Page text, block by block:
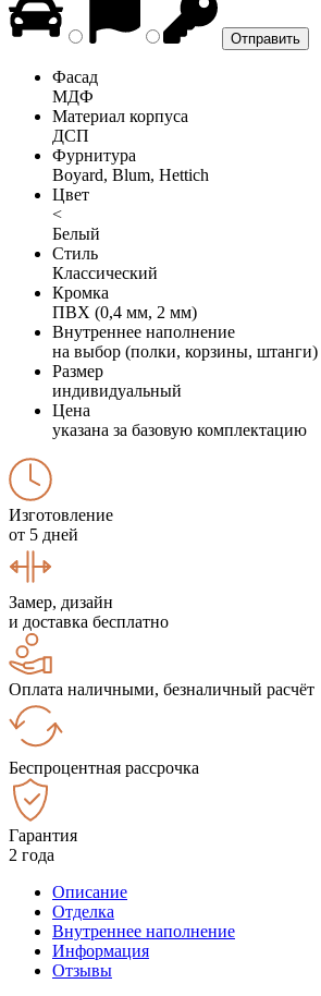
Фасад
МДФ
Материал корпуса
ДСП
Фурнитура
Boyard, Blum, Hettich
Цвет
<
Белый
Стиль
Классический
Кромка
ПВХ (0,4 мм, 2 мм)
Внутреннее наполнение
на выбор (полки, корзины, штанги)
Размер
индивидуальный
Цена
указана за базовую комплектацию
Изготовление
от 5 дней
Замер, дизайн
и доставка бесплатно
Оплата наличными, безналичный расчёт
Беспроцентная рассрочка
Гарантия
2 года
Описание
Отделка
Внутреннее наполнение
Информация
Отзывы